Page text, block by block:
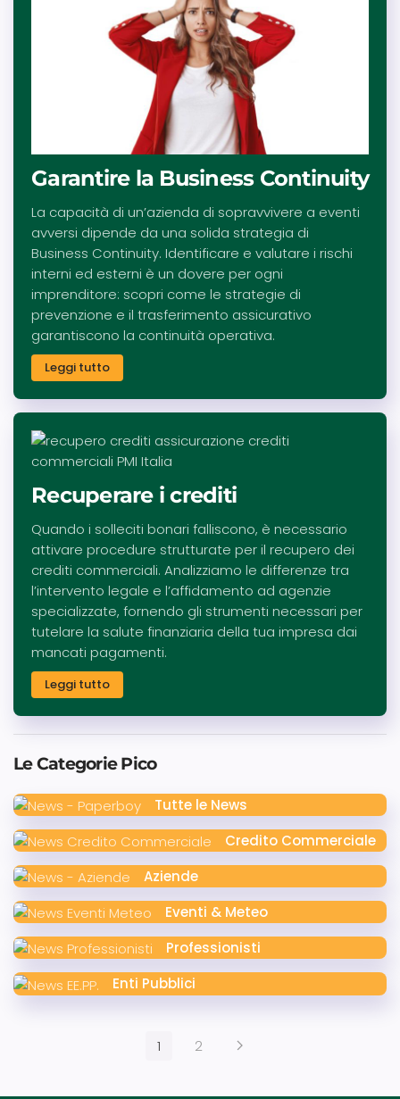
Garantire la Business Continuity
La capacità di un’azienda di sopravvivere a eventi
avversi dipende da una solida strategia di
Business Continuity. Identificare e valutare i rischi
interni ed esterni è un dovere per ogni
imprenditore: scopri come le strategie di
prevenzione e il trasferimento assicurativo
garantiscono la continuità operativa.
Leggi tutto
Recuperare i crediti
Quando i solleciti bonari falliscono, è necessario
attivare procedure strutturate per il recupero dei
crediti commerciali. Analizziamo le differenze tra
l’intervento legale e l’affidamento ad agenzie
specializzate, fornendo gli strumenti necessari per
tutelare la salute finanziaria della tua impresa dai
mancati pagamenti.
Leggi tutto
Le Categorie Pico
Tutte le News
Credito Commerciale
Aziende
Eventi & Meteo
Professionisti
Enti Pubblici
1 2